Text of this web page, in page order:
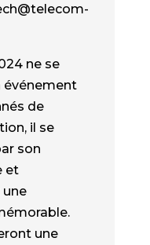
ne se
événement
de
il se
son
et
une
une